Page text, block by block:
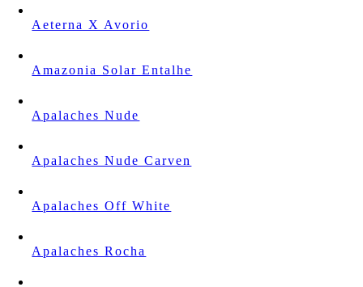
Aeterna X Avorio
Amazonia Solar Entalhe
Apalaches Nude
Apalaches Nude Carven
Apalaches Off White
Apalaches Rocha